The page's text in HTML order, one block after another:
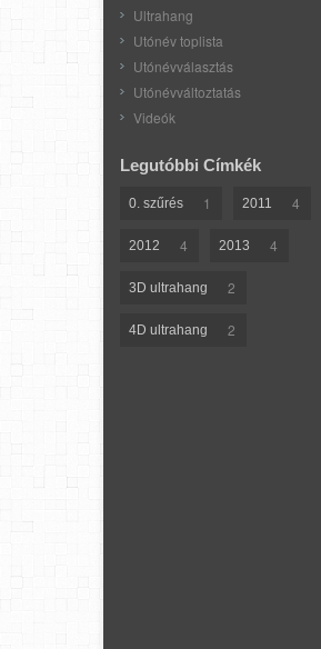
Ultrahang
Utónév toplista
Utónévválasztás
Utónévváltoztatás
Videók
Legutóbbi Címkék
0. szűrés 1 2011 4
2012 4 2013 4
3D ultrahang 2
4D ultrahang 2